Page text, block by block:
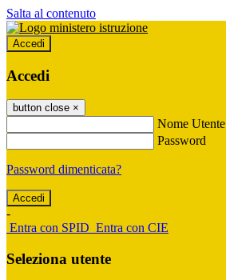
Salta al contenuto
Accedi
Accedi
button close ×
Nome Utente
Password
Password dimenticata?
-
Entra con SPID Entra con CIE
Seleziona utente